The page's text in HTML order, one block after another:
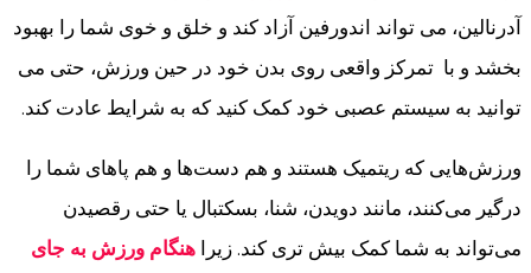
آدرنالین، می تواند اندورفین آزاد کند و خلق و خوی شما را بهبود
بخشد و با تمرکز واقعی روی بدن خود در حین ورزش، حتی می
توانید به سیستم عصبی خود کمک کنید که به شرایط عادت کند.
ورزش‌هایی که ریتمیک هستند و هم دست‌ها و هم پاهای شما را
درگیر می‌کنند، مانند دویدن، شنا، بسکتبال یا حتی رقصیدن
می‌تواند به شما کمک بیش تری کند. زیرا هنگام ورزش به جای